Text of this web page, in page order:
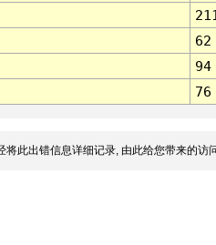
211
62
94
76
将此出错信息详细记录, 由此给您带来的访